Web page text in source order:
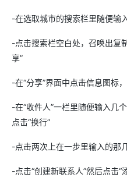
-在选取城市的搜索栏里随便输
-点击搜索栏空白处，召唤出复
享”
-在“分享”界面中点击信息图标
-在“收件人”一栏里随便输入几
点击“换行”
-点击两次上在一步里输入的那
-点击“创建新联系人”然后点击“